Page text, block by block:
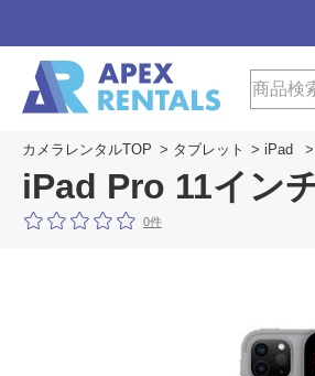
カメラレンタルTOP > タブレット > iPad
iPad Pro 11イン
0件